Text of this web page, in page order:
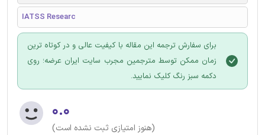
IATSS Researc
برای سفارش ترجمه این مقاله با کیفیت عالی و در کوتاه ترین
زمان ممکن توسط مترجمین مجرب سایت ایران عرضه؛ روی
دکمه سبز رنگ کلیک نمایید.
۰.۰
(هنوز امتیازی ثبت نشده است)